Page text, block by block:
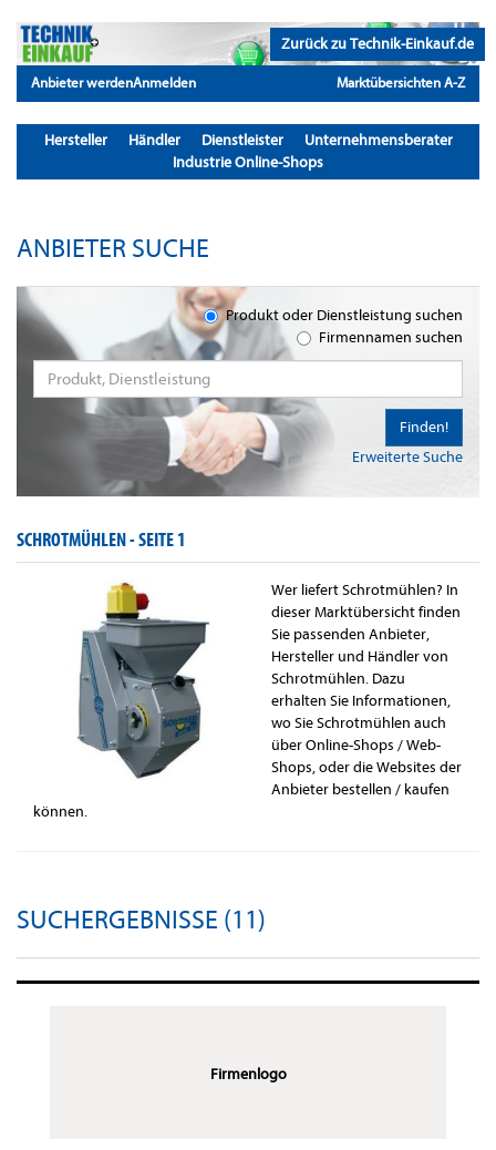
Zurück zu Technik-Einkauf.de
Anbieter werdenAnmelden Marktübersichten A-Z
Hersteller Händler Dienstleister
Unternehmensberater
Industrie Online-Shops
ANBIETER SUCHE
Produkt oder Dienstleistung suchen
Firmennamen suchen
Erweiterte Suche
Finden!
SCHROTMÜHLEN -SEITE 1
Wer liefert Schrotmühlen? In
dieser Marktübersicht finden
Sie passenden Anbieter,
Hersteller und Händler von
Schrotmühlen. Dazu
erhalten Sie Informationen,
wo Sie Schrotmühlen auch
über Online-Shops / Web-
Shops, oder die Websites der
Anbieter bestellen / kaufen
können.
SUCHERGEBNISSE (11)
Firmenlogo